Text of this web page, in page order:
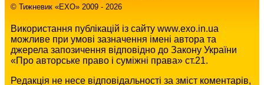
© Тижневик «EХO» 2009 - 2026
Використання публікацій із сайту www.exo.in.ua
можливе при умові зазначення імені автора та
джерела запозичення відповідно до Закону України
«Про авторське право і суміжні права» ст.21.
Редакція не несе відповідальності за зміст коментарів,